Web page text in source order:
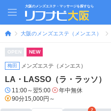
大阪のメンズエステ・マッサージを探すなら
大阪のメンズエステ（メンエス）
OPEN NEW
梅田 メンズエステ（メンエス）
LA・LASSO（ラ・ラッソ）
11:00～翌5:00
年中無休
90分15,000円～